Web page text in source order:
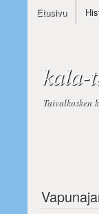
Etusivu
kala-
Taivalkosken